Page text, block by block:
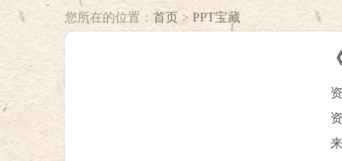
您所在的位置： 首页 > PPT宝藏